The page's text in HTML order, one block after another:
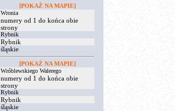
[POKAŻ NA MAPIE]
Wronia
numery od 1 do końca obie
strony
Rybnik
Rybnik
śląskie
[POKAŻ NA MAPIE]
Wróblewskiego Walerego
numery od 1 do końca obie
strony
Rybnik
Rybnik
śląskie